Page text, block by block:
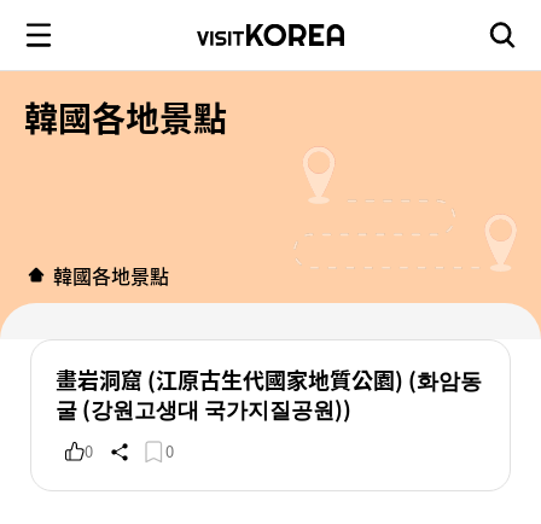
韓國各地景點
韓國各地景點
畫岩洞窟 (江原古生代國家地質公園) (화암동
굴 (강원고생대 국가지질공원))
0 0